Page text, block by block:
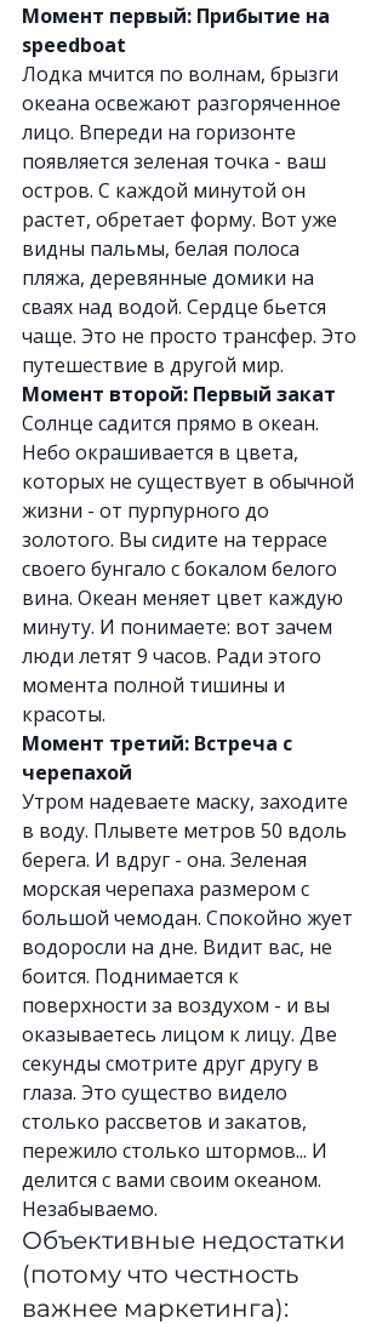
Момент первый: Прибытие на
speedboat
Лодка мчится по волнам, брызги
океана освежают разгоряченное
лицо. Впереди на горизонте
появляется зеленая точка - ваш
остров. С каждой минутой он
растет, обретает форму. Вот уже
видны пальмы, белая полоса
пляжа, деревянные домики на
сваях над водой. Сердце бьется
чаще. Это не просто трансфер. Это
путешествие в другой мир.
Момент второй: Первый закат
Солнце садится прямо в океан.
Небо окрашивается в цвета,
которых не существует в обычной
жизни - от пурпурного до
золотого. Вы сидите на террасе
своего бунгало с бокалом белого
вина. Океан меняет цвет каждую
минуту. И понимаете: вот зачем
люди летят 9 часов. Ради этого
момента полной тишины и
красоты.
Момент третий: Встреча с
черепахой
Утром надеваете маску, заходите
в воду. Плывете метров 50 вдоль
берега. И вдруг - она. Зеленая
морская черепаха размером с
большой чемодан. Спокойно жует
водоросли на дне. Видит вас, не
боится. Поднимается к
поверхности за воздухом - и вы
оказываетесь лицом к лицу. Две
секунды смотрите друг другу в
глаза. Это существо видело
столько рассветов и закатов,
пережило столько штормов... И
делится с вами своим океаном.
Незабываемо.
Объективные недостатки
(потому что честность
важнее маркетинга):